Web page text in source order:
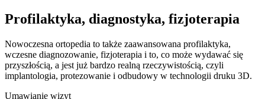
Profilaktyka, diagnostyka, fizjoterapia
Nowoczesna ortopedia to także zaawansowana profilaktyka,
wczesne diagnozowanie, fizjoterapia i to, co może wydawać się
przyszłością, a jest już bardzo realną rzeczywistością, czyli
implantologia, protezowanie i odbudowy w technologii druku 3D.
Umawianie wizyt